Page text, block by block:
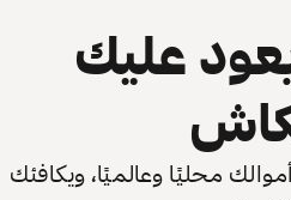
عليك
محليًا وعالميًا، ويكافئك